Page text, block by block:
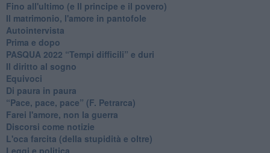
Fino all'ultimo (e Il principe e il povero)
Il matrimonio, l'amore in pantofole
Autointervista
Prima e dopo
​PASQUA 2022 “Tempi difficili” e duri
Il diritto al sogno
Equivoci
Di paura in paura
​“Pace, pace, pace” (F. Petrarca)
Farei l'amore, non la guerra
Discorsi come notizie
L'oca farcita (della stupidità e oltre)
Leggi e politica